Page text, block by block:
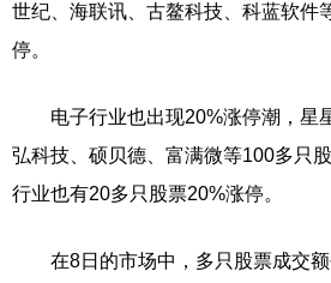
世纪、海联讯、古鳌科技、科蓝软件
停。
电子行业也出现20%涨停潮，星
弘科技、硕贝德、富满微等100多只
行业也有20多只股票20%涨停。
在8日的市场中，多只股票成交额